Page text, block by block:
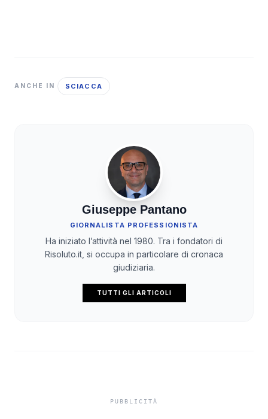
ANCHE IN SCIACCA
Giuseppe Pantano
GIORNALISTA PROFESSIONISTA
Ha iniziato l’attività nel 1980. Tra i fondatori di
Risoluto.it, si occupa in particolare di cronaca
giudiziaria.
TUTTI GLI ARTICOLI